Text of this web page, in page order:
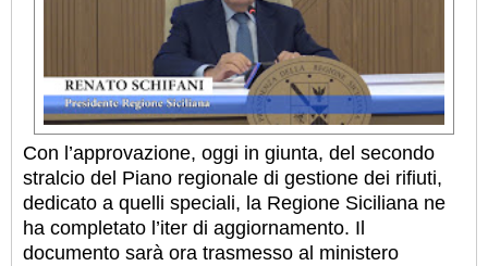
Con l’approvazione, oggi in giunta, del secondo
stralcio del Piano regionale di gestione dei rifiuti,
dedicato a quelli speciali, la Regione Siciliana ne
ha completato l’iter di aggiornamento. Il
documento sarà ora trasmesso al ministero